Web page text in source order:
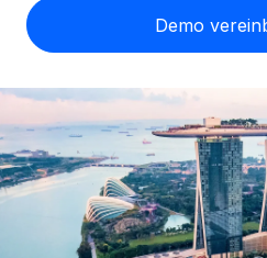
Rechtssichere, weltweite
Globales Onboarding und
Freelancer:innen
PEO
Auslagern von komplexen
WACHSTUMSPHASE
Startups
Agile HR- und Payroll-
Unternehmen
Personalkostenrechner
Honorarzahlungen
Informationen zu möglichen
Abwicklungsfristen für
Nederlands
Français
Deutsch
Demo